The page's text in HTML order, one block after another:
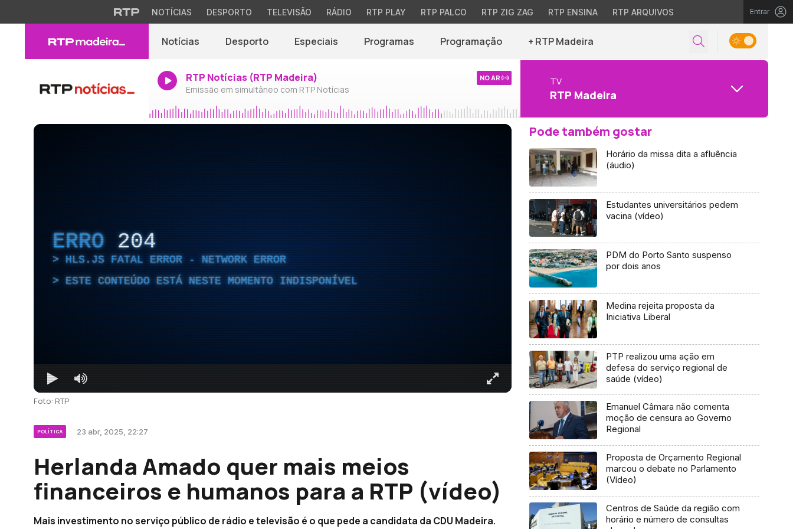
NOTÍCIAS DESPORTO TELEVISÃO RÁDIO RTP PLAY RTP PALCO RTP ZIG ZAG RTP ENSINA RTP ARQUIVOS Entrar
Notícias Desporto Especiais Programas Programação + RTP Madeira
RTP Notícias (RTP Madeira)
Emissão em simultâneo com RTP Notícias
NO AR TV
RTP Madeira
ERRO 204
HLS.JS FATAL ERROR - NETWORK ERROR
ESTE CONTEÚDO ESTÁ NESTE MOMENTO INDISPONÍVEL
Foto: RTP
POLÍTICA 23 abr, 2025, 22:27
Herlanda Amado quer mais meios
financeiros e humanos para a RTP (vídeo)
Mais investimento no serviço público de rádio e televisão é o que pede a candidata da CDU Madeira.
Pode também gostar
Horário da missa dita a afluência
(áudio)
Estudantes universitários pedem
vacina (vídeo)
PDM do Porto Santo suspenso
por dois anos
Medina rejeita proposta da
Iniciativa Liberal
PTP realizou uma ação em
defesa do serviço regional de
saúde (vídeo)
Emanuel Câmara não comenta
moção de censura ao Governo
Regional
Proposta de Orçamento Regional
marcou o debate no Parlamento
(Vídeo)
Centros de Saúde da região com
horário e número de consultas